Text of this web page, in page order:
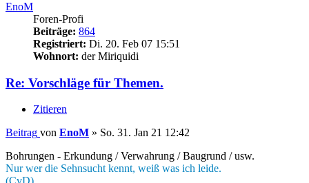
EnoM
Foren-Profi
Beiträge: 864
Registriert: Di. 20. Feb 07 15:51
Wohnort: der Miriquidi
Re: Vorschläge für Themen.
Zitieren
Beitrag von EnoM » So. 31. Jan 21 12:42
Bohrungen - Erkundung / Verwahrung / Baugrund / usw.
Nur wer die Sehnsucht kennt, weiß was ich leide.